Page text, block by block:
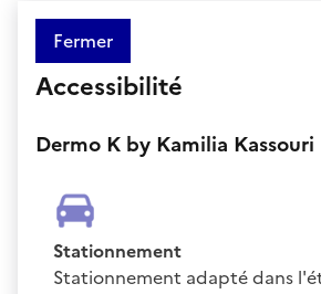
Fermer
Accessibilité
Dermo K by Kamilia Kassouri
Stationnement
Stationnement adapté dans